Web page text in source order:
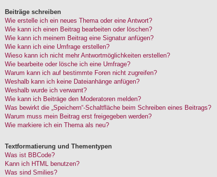
Beiträge schreiben
Wie erstelle ich ein neues Thema oder eine Antwort?
Wie kann ich einen Beitrag bearbeiten oder löschen?
Wie kann ich meinem Beitrag eine Signatur anfügen?
Wie kann ich eine Umfrage erstellen?
Wieso kann ich nicht mehr Antwortmöglichkeiten erstellen?
Wie bearbeite oder lösche ich eine Umfrage?
Warum kann ich auf bestimmte Foren nicht zugreifen?
Weshalb kann ich keine Dateianhänge anfügen?
Weshalb wurde ich verwarnt?
Wie kann ich Beiträge den Moderatoren melden?
Was bewirkt die „Speichern“-Schaltfläche beim Schreiben eines Beitrags?
Warum muss mein Beitrag erst freigegeben werden?
Wie markiere ich ein Thema als neu?
Textformatierung und Thementypen
Was ist BBCode?
Kann ich HTML benutzen?
Was sind Smilies?